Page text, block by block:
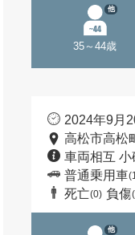
35～44歳
他
2024年9月
高松市高松
車両相互 小
普通乗用車
死亡(0) 負傷
他